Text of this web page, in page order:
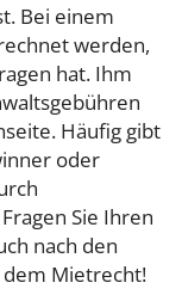
Bei einem
werden,
hat. Ihm
Häufig gibt
oder
Sie Ihren
nach den
dem Mietrecht!